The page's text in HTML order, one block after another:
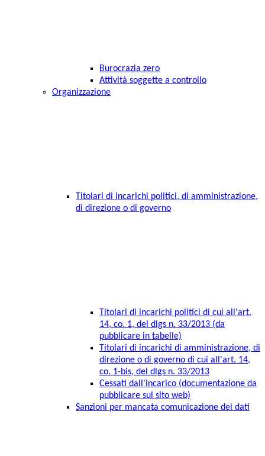
Burocrazia zero
Attività soggette a controllo
Organizzazione
Titolari di incarichi politici, di amministrazione,
di direzione o di governo
Titolari di incarichi politici di cui all'art.
14, co. 1, del dlgs n. 33/2013 (da
pubblicare in tabelle)
Titolari di incarichi di amministrazione, di
direzione o di governo di cui all'art. 14,
co. 1-bis, del dlgs n. 33/2013
Cessati dall'incarico (documentazione da
pubblicare sul sito web)
Sanzioni per mancata comunicazione dei dati